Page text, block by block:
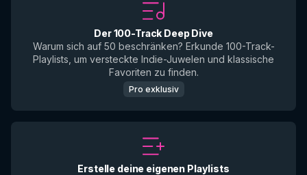
Der 100-Track Deep Dive
Warum sich auf 50 beschränken? Erkunde 100-Track-
Playlists, um versteckte Indie-Juwelen und klassische
Favoriten zu finden.
Pro exklusiv
Erstelle deine eigenen Playlists